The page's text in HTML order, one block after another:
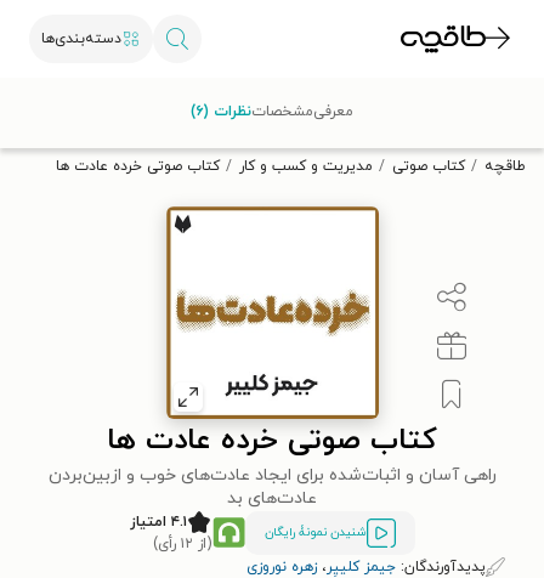
دسته‌بندی‌ها
تخفیف از طاقچه دریافت کن.
طاقچه کتاب صوتی مدیریت و کسب و کار کتاب صوتی خرده‌ عادت‌ ها
کتاب صوتی خرده‌ عادت‌ ها
راهی ‌آسان و اثبات‌شده برای ایجاد عادت‌های خوب و ازبین‌بردن
عادت‌های بد
شنیدن نمونۀ رایگان
۴.۱ امتیاز
(از ۱۲ رأی)
پدیدآورندگان: جیمز کلییِر، زهره نوروزی
معرفیمشخصاتنظرات (۶)